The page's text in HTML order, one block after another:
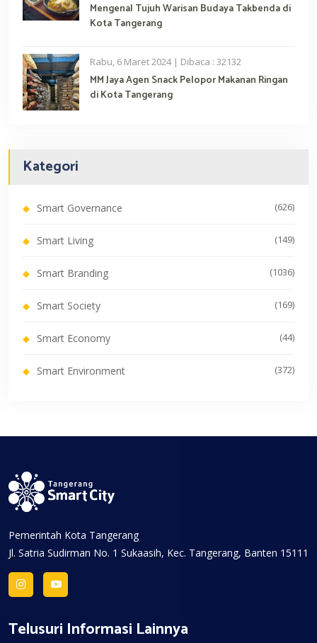
Mengenal Tujuh Warisan Budaya Takbenda di
Kota Tangerang
Rabu, 6 Maret 2024 | Dibaca : 32132
MM Jaya Agen Snack Pelopor Makanan Ringan
di Kota Tangerang
Kategori
Smart Governance (626)
Smart Living (149)
Smart Branding (1036)
Smart Society (169)
Smart Economy (44)
Smart Environment (372)
Pemerintah Kota Tangerang
Jl. Satria Sudirman No. 1 Sukaasih, Kec. Tangerang, Banten 15111
Telusuri Informasi Lainnya